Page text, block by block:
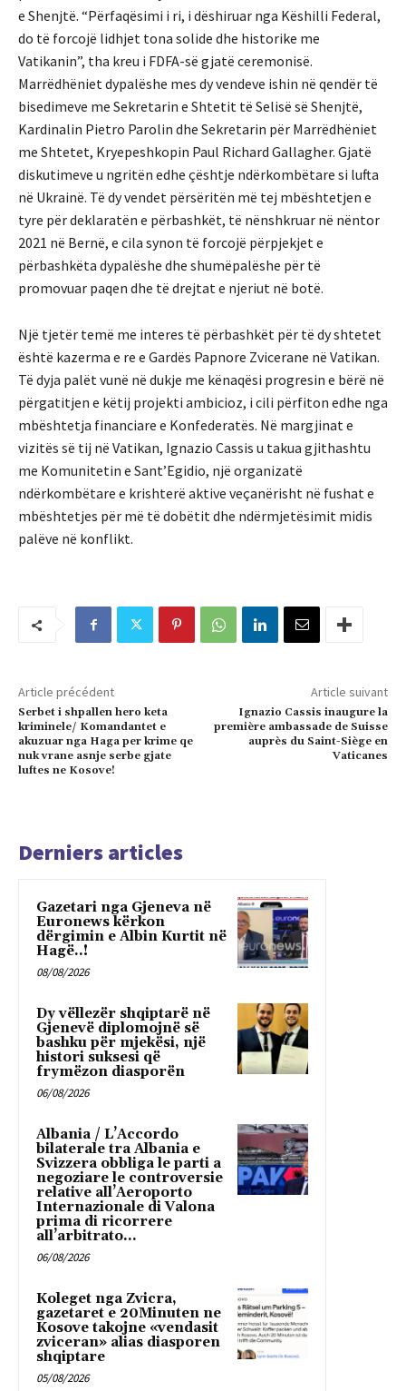
e Shenjtë. “Përfaqësimi i ri, i dëshiruar nga Këshilli Federal,
do të forcojë lidhjet tona solide dhe historike me
Vatikanin”, tha kreu i FDFA-së gjatë ceremonisë.
Marrëdhëniet dypalëshe mes dy vendeve ishin në qendër të
bisedimeve me Sekretarin e Shtetit të Selisë së Shenjtë,
Kardinalin Pietro Parolin dhe Sekretarin për Marrëdhëniet
me Shtetet, Kryepeshkopin Paul Richard Gallagher. Gjatë
diskutimeve u ngritën edhe çështje ndërkombëtare si lufta
në Ukrainë. Të dy vendet përsëritën më tej mbështetjen e
tyre për deklaratën e përbashkët, të nënshkruar në nëntor
2021 në Bernë, e cila synon të forcojë përpjekjet e
përbashkëta dypalëshe dhe shumëpalëshe për të
promovuar paqen dhe të drejtat e njeriut në botë.
Një tjetër temë me interes të përbashkët për të dy shtetet
është kazerma e re e Gardës Papnore Zvicerane në Vatikan.
Të dyja palët vunë në dukje me kënaqësi progresin e bërë në
përgatitjen e këtij projekti ambicioz, i cili përfiton edhe nga
mbështetja financiare e Konfederatës. Në margjinat e
vizitës së tij në Vatikan, Ignazio Cassis u takua gjithashtu
me Komunitetin e Sant’Egidio, një organizatë
ndërkombëtare e krishterë aktive veçanërisht në fushat e
mbështetjes për më të dobëtit dhe ndërmjetësimit midis
palëve në konflikt.
Article précédent
Serbet i shpallen hero keta
kriminele/ Komandantet e
akuzuar nga Haga per krime qe
nuk vrane asnje serbe gjate
luftes ne Kosove!
Article suivant
Ignazio Cassis inaugure la
première ambassade de Suisse
auprès du Saint-Siège en
Vaticanes
Derniers articles
Gazetari nga Gjeneva në
Euronews kërkon
dërgimin e Albin Kurtit në
Hagë..!
08/08/2026
Dy vëllezër shqiptarë në
Gjenevë diplomojnë së
bashku për mjekësi, një
histori suksesi që
frymëzon diasporën
06/08/2026
Albania / L’Accordo
bilaterale tra Albania e
Svizzera obbliga le parti a
negoziare le controversie
relative all’Aeroporto
Internazionale di Valona
prima di ricorrere
all’arbitrato...
06/08/2026
Koleget nga Zvicra,
gazetaret e 20Minuten ne
Kosove takojne «vendasit
zviceran» alias diasporen
shqiptare
05/08/2026